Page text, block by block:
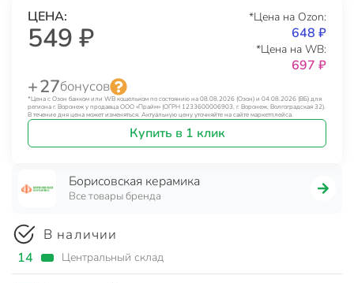
ЦЕНА:
549 ₽
*Цена на Ozon:
648 ₽
*Цена на WB:
697 ₽
+ 27бонусов
*Цена с Озон банком или WB кошельком по состоянию на 08.08.2026 (Озон) и 04.08.2026 (ВБ) для
региона г. Воронеж у продавца ООО «Прайм» (ОГРН 1233600006903, г. Воронеж, Волгоградская 32).
В течение дня цена может изменяться. Актуальную цену уточняйте на сайте маркетплейса.
Купить в 1 клик
Борисовская керамика
Все товары бренда
В наличии
14 Центральный склад